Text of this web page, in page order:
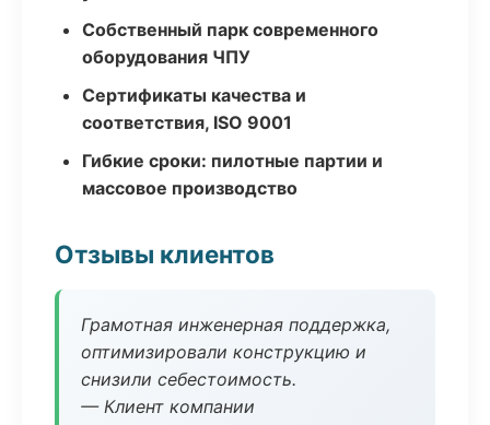
Собственный парк современного
оборудования ЧПУ
Сертификаты качества и
соответствия, ISO 9001
Гибкие сроки: пилотные партии и
массовое производство
Отзывы клиентов
Грамотная инженерная поддержка,
оптимизировали конструкцию и
снизили себестоимость.
— Клиент компании